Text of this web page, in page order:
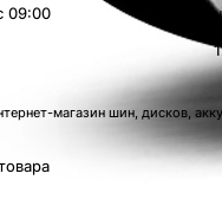
09:00
магазин шин, дисков,